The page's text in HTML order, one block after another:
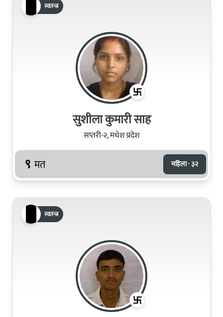
स्वतन्त्र
सुशीला कुमारी साह
सप्तरी-२, मधेश प्रदेश
९ मत महिला · ३२
स्वतन्त्र